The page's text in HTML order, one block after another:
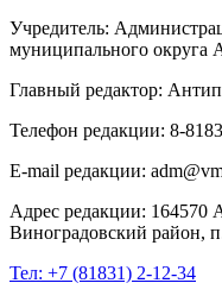
Учредитель:
муниципального округа
Главный редактор:
Телефон редакции: 8-
E-mail редакции:
Адрес редакции: 164570
Виноградовский район,
Тел: +7 (81831) 2-12-34